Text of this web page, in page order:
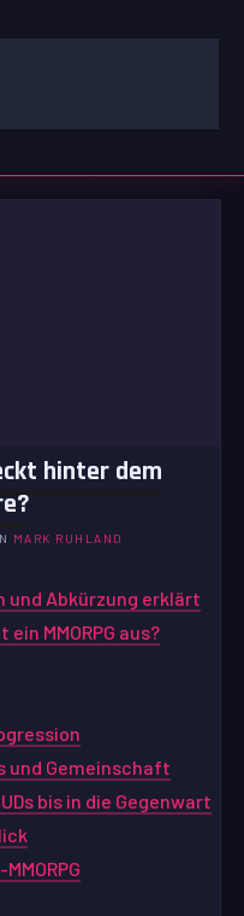
hinter dem
MARK RUHLAND
und Abkürzung erklärt
MMORPG aus?
und Gemeinschaft
bis in die Gegenwart